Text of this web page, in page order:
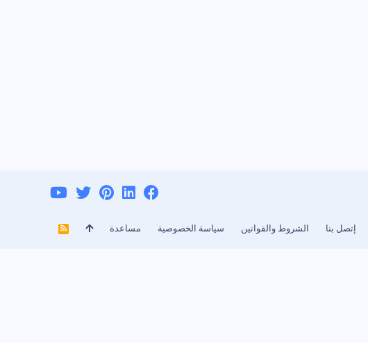
إتصل بنا الشروط والقوانين سياسة الخصوصية مساعدة
R